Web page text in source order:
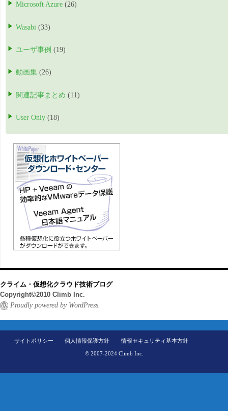
Microsoft Azure (26)
Wasabi (33)
ユーザ事例 (19)
動画集 (26)
関連記事まとめ (11)
User Only (18)
クライム・仮想化クラウド技術ブログ
Copyright©2010 Climb Inc.
Proudly powered by WordPress.
サイトポリシー 個人情報保護方針 情報セキュリティ基本方針
© 2007-2024 Climb Inc.